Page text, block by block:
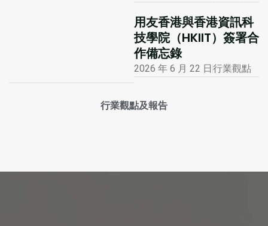
行業觀點及報告
用友香港與香港資訊科
技學院（HKIIT）簽署合
作備忘錄
2026 年 6 月 22 日 行業觀點